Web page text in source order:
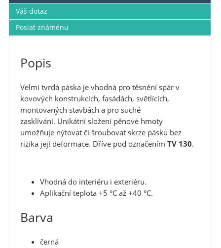
Váš dotaz
Poslat známénu
Popis
Velmi tvrdá páska je vhodná pro těsnění spár v
kovových konstrukcích, fasádách, světlících,
montovaných stavbách a pro suché
zasklívání. Unikátní složení pěnové hmoty
umožňuje nýtovat či šroubovat skrze pásku bez
rizika její deformace. Dříve pod označením TV 130.
Vhodná do interiéru i exteriéru.
Aplikační teplota +5 °C až +40 °C.
Barva
černá